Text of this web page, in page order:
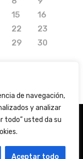
de navegación,
y analizar
todo” usted da su
Aceptar todo
15
16
22
23
29
30
Needs.
legal|Info